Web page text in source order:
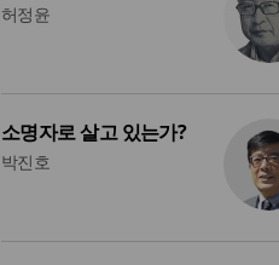
허정윤
소명자로 살고 있는가?
박진호